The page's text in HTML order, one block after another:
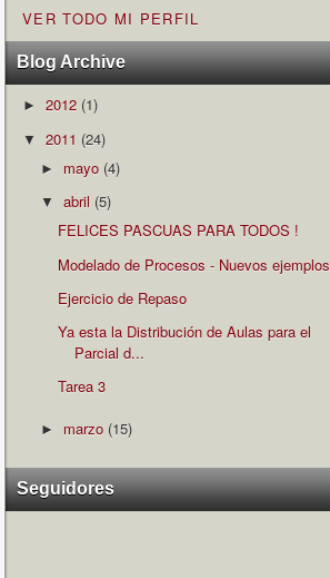
VER TODO MI PERFIL
Blog Archive
► 2012 (1)
▼ 2011 (24)
► mayo (4)
▼ abril (5)
FELICES PASCUAS PARA TODOS !
Modelado de Procesos - Nuevos ejemplos
Ejercicio de Repaso
Ya esta la Distribución de Aulas para el
Parcial d...
Tarea 3
► marzo (15)
Seguidores